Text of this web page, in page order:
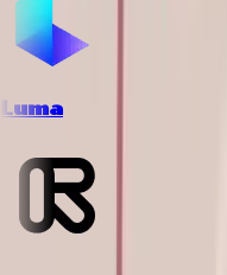
Luma